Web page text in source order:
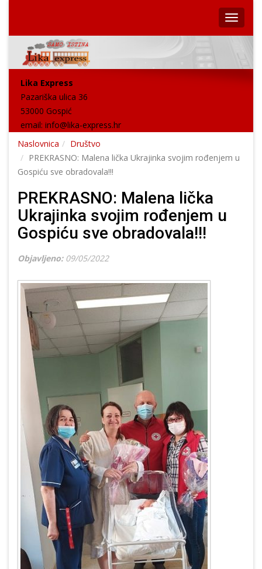
Lika Express
Pazariška ulica 36
53000 Gospić
email: info@lika-express.hr
Naslovnica
Društvo
PREKRASNO: Malena lička Ukrajinka svojim rođenjem u
Gospiću sve obradovala!!!
PREKRASNO: Malena lička
Ukrajinka svojim rođenjem u
Gospiću sve obradovala!!!
Objavljeno: 09/05/2022